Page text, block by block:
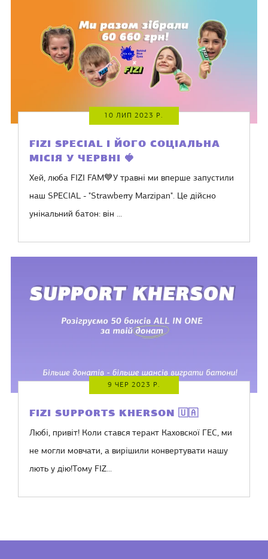
10 ЛИП 2023 Р.
FIZI SPECIAL І ЙОГО СОЦІАЛЬНА
МІСІЯ У ЧЕРВНІ 🍓
Хей, люба FIZI FAM💙У травні ми вперше запустили
наш SPECIAL - "Strawberry Marzipan". Це дійсно
унікальний батон: він ...
9 ЧЕР 2023 Р.
FIZI SUPPORTS KHERSON 🇺🇦
Любі, привіт! Коли стався теракт Каховскої ГЕС, ми
не могли мовчати, а вирішили конвертувати нашу
лють у дію!Тому FIZ...